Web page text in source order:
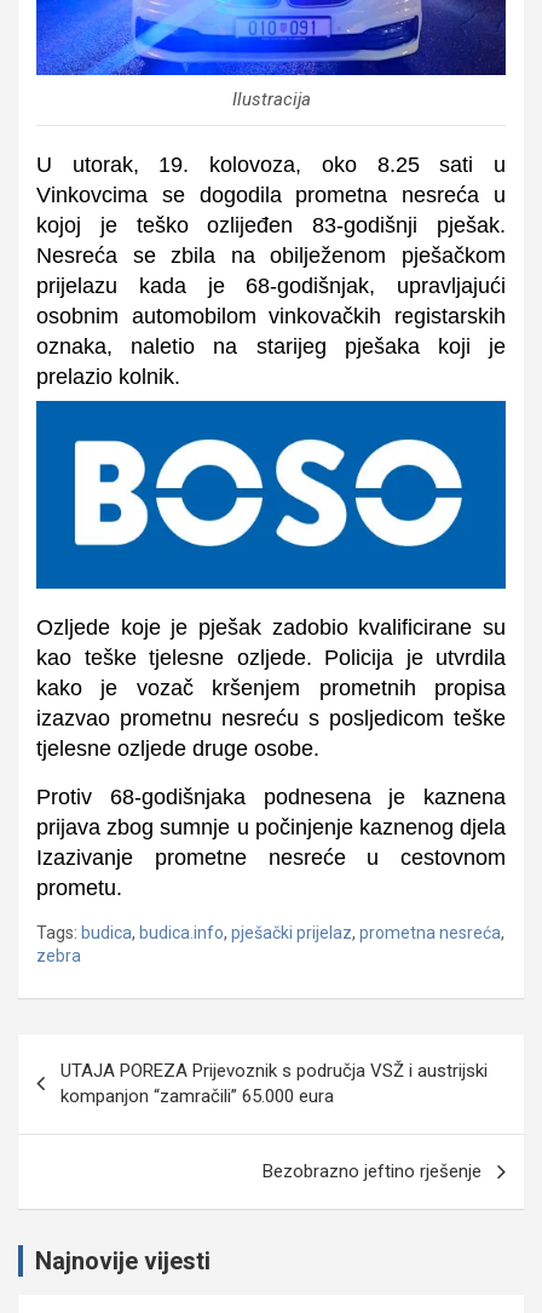
Ilustracija
U utorak, 19. kolovoza, oko 8.25 sati u
Vinkovcima se dogodila prometna nesreća u
kojoj je teško ozlijeđen 83-godišnji pješak.
Nesreća se zbila na obilježenom pješačkom
prijelazu kada je 68-godišnjak, upravljajući
osobnim automobilom vinkovačkih registarskih
oznaka, naletio na starijeg pješaka koji je
prelazio kolnik.
Ozljede koje je pješak zadobio kvalificirane su
kao teške tjelesne ozljede. Policija je utvrdila
kako je vozač kršenjem prometnih propisa
izazvao prometnu nesreću s posljedicom teške
tjelesne ozljede druge osobe.
Protiv 68-godišnjaka podnesena je kaznena
prijava zbog sumnje u počinjenje kaznenog djela
Izazivanje prometne nesreće u cestovnom
prometu.
Tags: budica, budica.info, pješački prijelaz, prometna nesreća,
zebra
objava
UTAJA POREZA Prijevoznik s područja VSŽ i austrijski
kompanjon “zamračili” 65.000 eura
Bezobrazno jeftino rješenje
Najnovije vijesti